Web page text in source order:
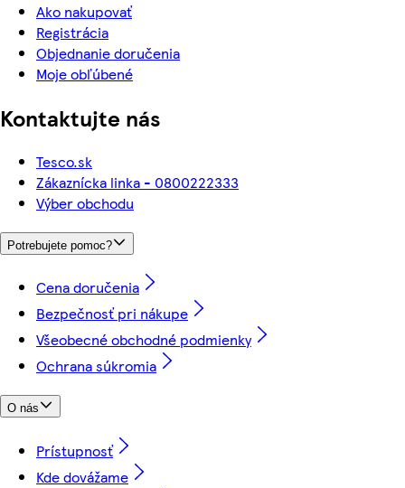
Ako nakupovať
Registrácia
Objednanie doručenia
Moje obľúbené
Kontaktujte nás
Tesco.sk
Zákaznícka linka - 0800222333
Výber obchodu
Potrebujete pomoc?
Cena doručenia
Bezpečnosť pri nákupe
Všeobecné obchodné podmienky
Ochrana súkromia
O nás
Prístupnosť
Kde dovážame